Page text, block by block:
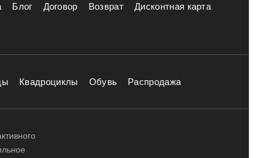
Блог Договор Возврат Дисконтная карта
Квадроциклы Обувь Распродажа